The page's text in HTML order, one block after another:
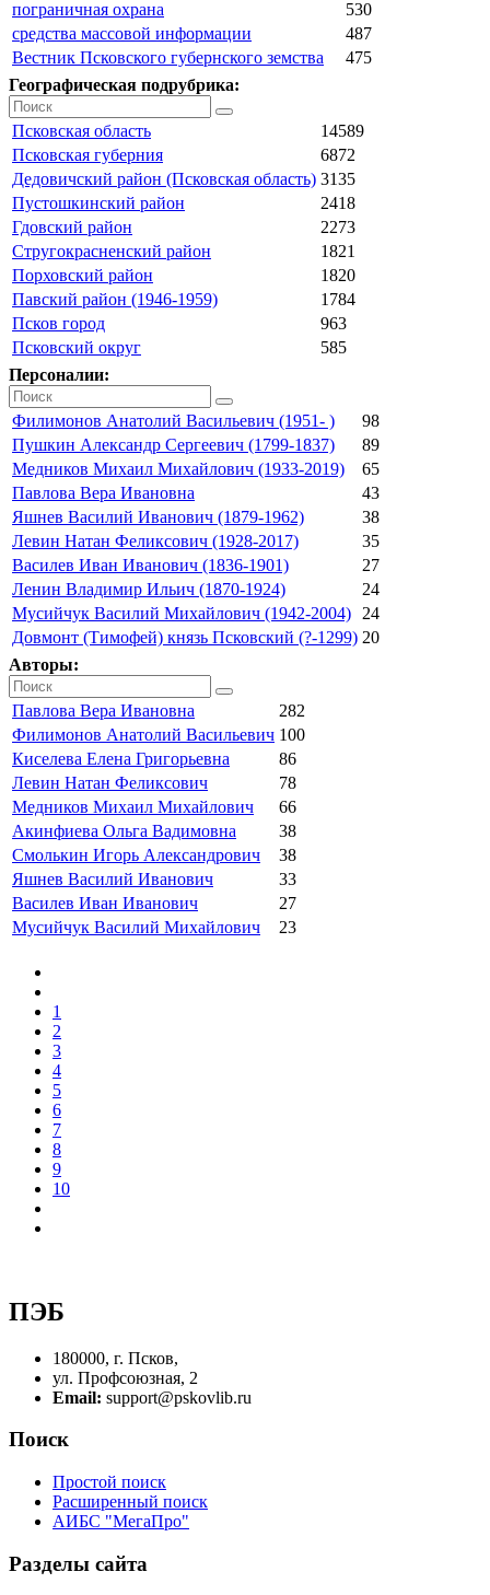
пограничная охрана
530
средства массовой информации
487
Вестник Псковского губернского земства
475
Географическая подрубрика:
Псковская область
14589
Псковская губерния
6872
Дедовичский район (Псковская область) 3135
Пустошкинский район
2418
Гдовский район
2273
Стругокрасненский район
1821
Порховский район
1820
Павский район (1946-1959)
1784
Псков город
963
Псковский округ
585
Персоналии:
Филимонов Анатолий Васильевич (1951- )
98
Пушкин Александр Сергеевич (1799-1837)
89
Медников Михаил Михайлович (1933-2019)
65
Павлова Вера Ивановна
43
Яшнев Василий Иванович (1879-1962)
38
Левин Натан Феликсович (1928-2017)
35
Василев Иван Иванович (1836-1901)
27
Ленин Владимир Ильич (1870-1924)
24
Мусийчук Василий Михайлович (1942-2004)
24
Довмонт (Тимофей) князь Псковский (?-1299) 20
Авторы:
Павлова Вера Ивановна
282
Филимонов Анатолий Васильевич 100
Киселева Елена Григорьевна
86
Левин Натан Феликсович
78
Медников Михаил Михайлович
66
Акинфиева Ольга Вадимовна
38
Смолькин Игорь Александрович
38
Яшнев Василий Иванович
33
Василев Иван Иванович
27
Мусийчук Василий Михайлович
23
1
2
3
4
5
6
7
8
9
10
ПЭБ
180000, г. Псков,
ул. Профсоюзная, 2
Email: support@pskovlib.ru
Поиск
Простой поиск
Расширенный поиск
АИБС "МегаПро"
Разделы сайта